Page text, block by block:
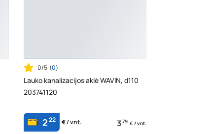
0/5 (0)
Lauko kanalizacijos aklė WAVIN, d110
203741120
222 € / vnt. 379 € / vnt.